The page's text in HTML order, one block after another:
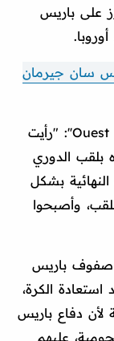
على باريس
سان جيرمان
وقال بيريس في تصريحات إلى ''Ouest France'': "رأيت
بلقب الدوري
النهائية بشكل
وأصبحوا
صفوف باريس
الكرة،
دفاع باريس
عليهم